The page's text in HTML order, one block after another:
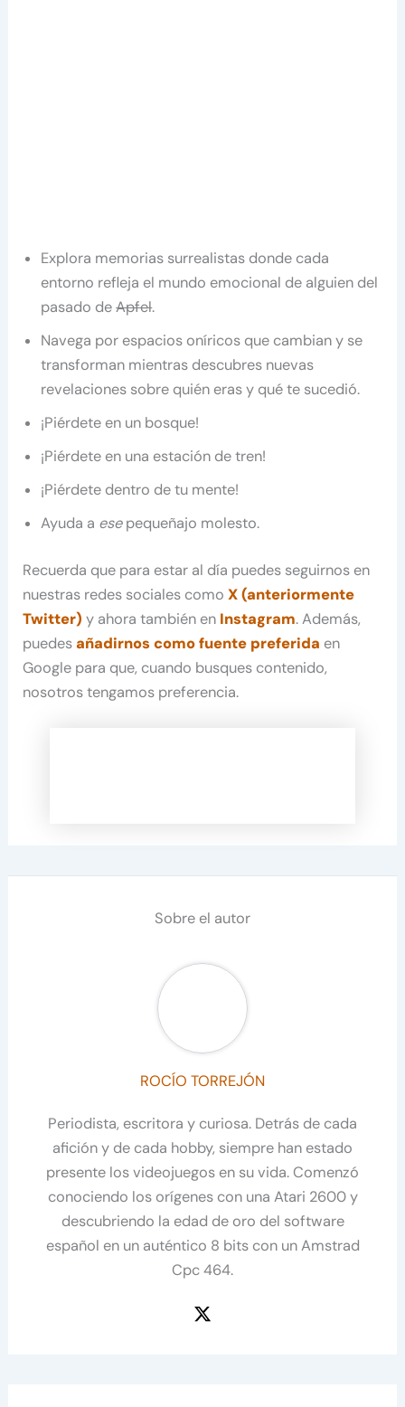
Explora memorias surrealistas donde cada
entorno refleja el mundo emocional de alguien del
pasado deApfel.
Navega por espacios oníricos que cambian y se
transforman mientras descubres nuevas
revelaciones sobre quién eras y qué te sucedió.
¡Piérdete en un bosque!
¡Piérdete en una estación de tren!
¡Piérdete dentro de tu mente!
Ayuda a esepequeñajo molesto.
Recuerda que para estar al día puedes seguirnos en
nuestras redes sociales comoX (anteriormente
Twitter) y ahora también en Instagram. Además,
puedesañadirnos como fuente preferida en
Google para que, cuando busques contenido,
nosotros tengamos preferencia.
Sobre el autor
ROCÍO TORREJÓN
Periodista, escritora y curiosa. Detrás de cada
afición y de cada hobby, siempre han estado
presente los videojuegos en su vida. Comenzó
conociendo los orígenes con una Atari 2600 y
descubriendo la edad de oro del software
español en un auténtico 8 bits con un Amstrad
Cpc 464.